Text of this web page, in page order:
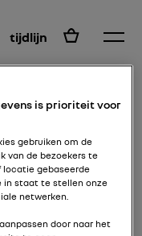
tijdlijn NL
is prioriteit voor
gebruiken om de
van de bezoekers te
locatie gebaseerde
in staat te stellen onze
netwerken.
door naar het